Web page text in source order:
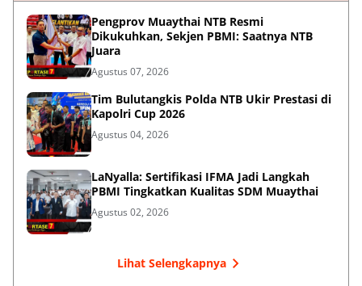
Pengprov Muaythai NTB Resmi
Dikukuhkan, Sekjen PBMI: Saatnya NTB
Juara
Agustus 07, 2026
Tim Bulutangkis Polda NTB Ukir Prestasi di
Kapolri Cup 2026
Agustus 04, 2026
LaNyalla: Sertifikasi IFMA Jadi Langkah
PBMI Tingkatkan Kualitas SDM Muaythai
Agustus 02, 2026
Lihat Selengkapnya